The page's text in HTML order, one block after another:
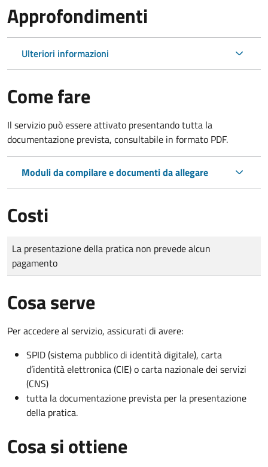
Approfondimenti
Ulteriori informazioni
Come fare
Il servizio può essere attivato presentando tutta la
documentazione prevista, consultabile in formato PDF.
Moduli da compilare e documenti da allegare
Costi
Tipo di pagamento
Importo
La presentazione della pratica non prevede alcun
pagamento
Cosa serve
Per accedere al servizio, assicurati di avere:
SPID (sistema pubblico di identità digitale), carta
d’identità elettronica (CIE) o carta nazionale dei servizi
(CNS)
tutta la documentazione prevista per la presentazione
della pratica.
Cosa si ottiene